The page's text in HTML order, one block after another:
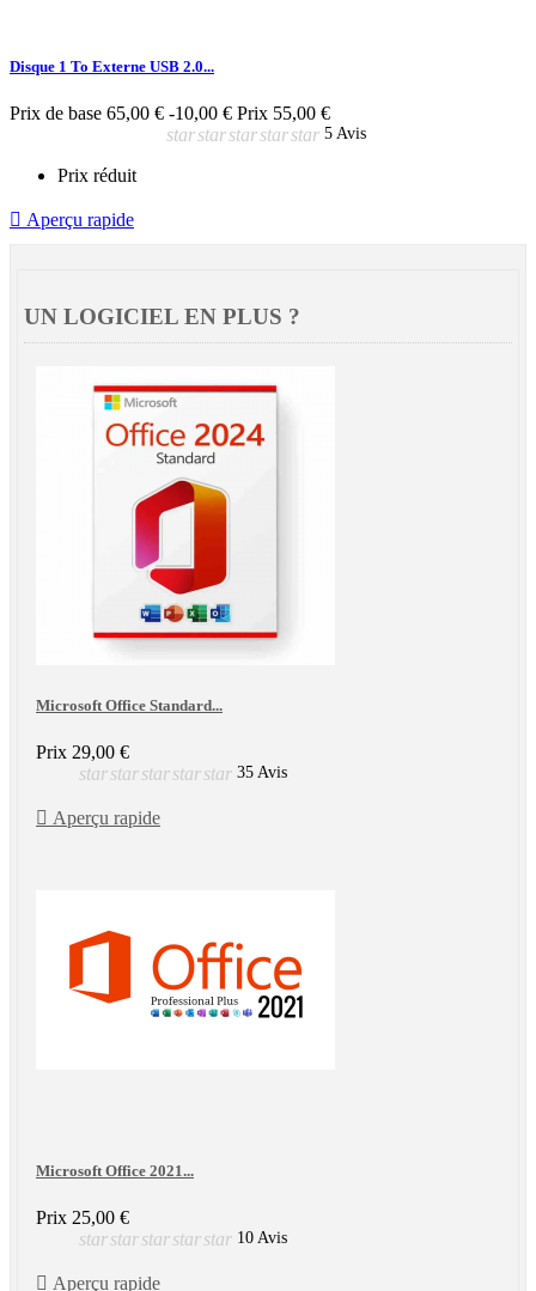
Disque 1 To Externe USB 2.0...
Prix de base 65,00 € -10,00 € Prix 55,00 €
starstarstarstarstar 5 Avis
Prix réduit
 Aperçu rapide
UN LOGICIEL EN PLUS ?
Microsoft Office Standard...
Prix 29,00 €
starstarstarstarstar 35 Avis
 Aperçu rapide
Microsoft Office 2021...
Prix 25,00 €
starstarstarstarstar 10 Avis
 Aperçu rapide